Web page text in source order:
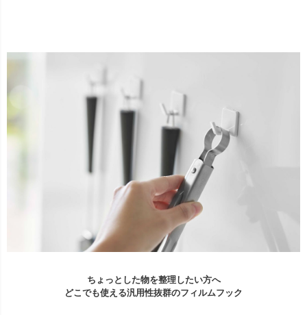
ちょっとした物を整理したい方へ
どこでも使える汎用性抜群のフィルムフック